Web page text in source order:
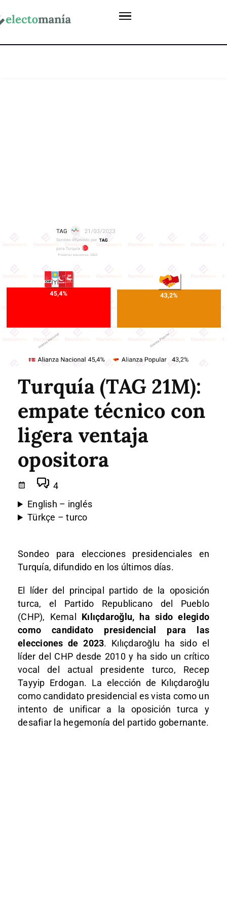
Turquía (TAG 21M):
empate técnico con
ligera ventaja
opositora
4
English – inglés
Türkçe – turco
Sondeo para elecciones presidenciales en
Turquía, difundido en los últimos días.
El líder del principal partido de la oposición
turca, el Partido Republicano del Pueblo
(CHP), Kemal Kılıçdaroğlu, ha sido elegido
como candidato presidencial para las
elecciones de 2023. Kılıçdaroğlu ha sido el
líder del CHP desde 2010 y ha sido un crítico
vocal del actual presidente turco, Recep
Tayyip Erdogan. La elección de Kılıçdaroğlu
como candidato presidencial es vista como un
intento de unificar a la oposición turca y
desafiar la hegemonía del partido gobernante.